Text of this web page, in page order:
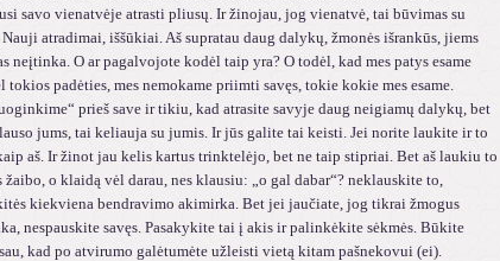
savo vienatvėje atrasti pliusų. Ir žinojau, jog vienatvė, tai būvimas su
atradimai, iššūkiai. Aš supratau daug dalykų, žmonės išrankūs, jiems
neįtinka. O ar pagalvojote kodėl taip yra? O todėl, kad mes patys esame
tokios padėties, mes nemokame priimti savęs, tokie kokie mes esame.
prieš save ir tikiu, kad atrasite savyje daug neigiamų dalykų, bet
jums, tai keliauja su jumis. Ir jūs galite tai keisti. Jei norite laukite ir to
aš. Ir žinot jau kelis kartus trinktelėjo, bet ne taip stipriai. Bet aš laukiu to
žaibo, o klaidą vėl darau, nes klausiu: „o gal dabar“? neklauskite to,
kiekviena bendravimo akimirka. Bet jei jaučiate, jog tikrai žmogus
nespauskite savęs. Pasakykite tai į akis ir palinkėkite sėkmės. Būkite
kad po atvirumo galėtumėte užleisti vietą kitam pašnekovui (ei).